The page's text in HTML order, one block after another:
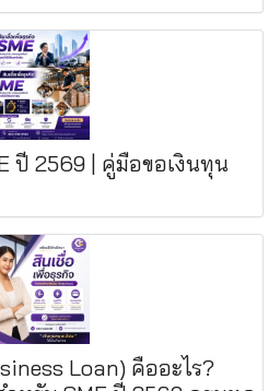
ปี 2569 | คู่มือขอเงินทุน
Loan) คืออะไร?